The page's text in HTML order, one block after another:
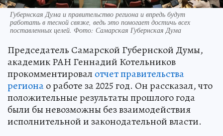
Губернская Дума и правительство региона и впредь будут
работать в тесной связке, ведь это помогает достичь всех
поставленных целей. Фото: Самарская Губернская Дума
Председатель Самарской Губернской Думы,
академик РАН Геннадий Котельников
прокомментировал отчет правительства
регионао работе за 2025 год. Он рассказал, что
положительные результаты прошлого года
были бы невозможны без взаимодействия
исполнительной и законодательной власти.